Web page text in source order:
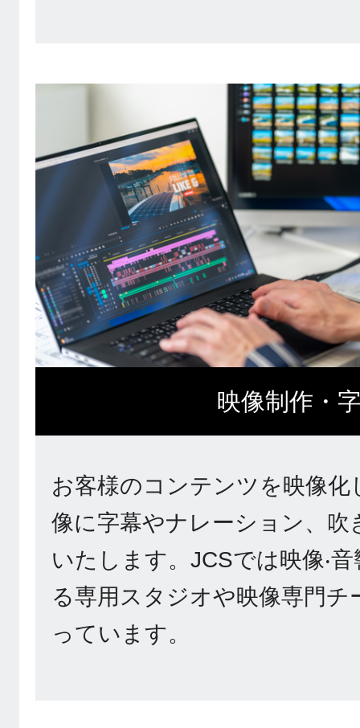
映像制作・
お客様のコンテンツを映像化
像に字幕やナレーション、吹
いたします。JCSでは映像‧
る専用スタジオや映像専門チ
っています。